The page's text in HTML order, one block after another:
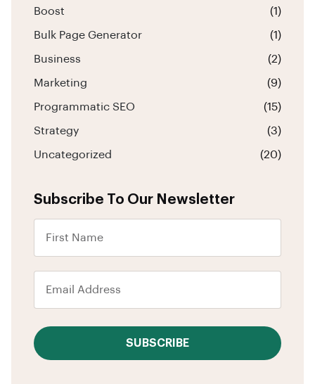
Boost (1)
Bulk Page Generator (1)
Business (2)
Marketing (9)
Programmatic SEO (15)
Strategy (3)
Uncategorized (20)
Subscribe To Our Newsletter
SUBSCRIBE